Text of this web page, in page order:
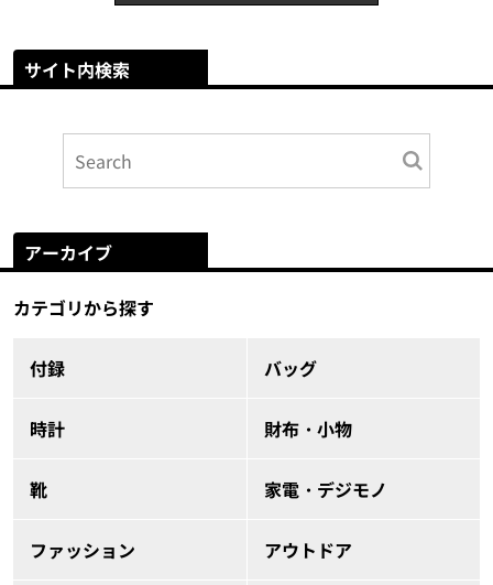
サイト内検索
アーカイブ
カテゴリから探す
付録 バッグ
時計 財布・小物
靴 家電・デジモノ
ファッション アウトドア